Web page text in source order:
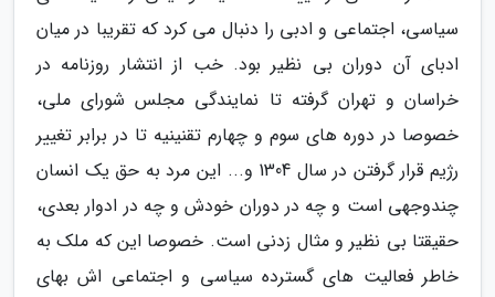
سیاسی، اجتماعی و ادبی را دنبال می کرد که تقریبا در میان
ادبای آن دوران بی نظیر بود. خب از انتشار روزنامه در
خراسان و تهران گرفته تا نمایندگی مجلس شورای ملی،
خصوصا در دوره های سوم و چهارم تقنینیه تا در برابر تغییر
رژیم قرار گرفتن در سال 1304 و... این مرد به حق یک انسان
چندوجهی است و چه در دوران خودش و چه در ادوار بعدی،
حقیقتا بی نظیر و مثال زدنی است. خصوصا این که ملک به
خاطر فعالیت های گسترده سیاسی و اجتماعی اش بهای